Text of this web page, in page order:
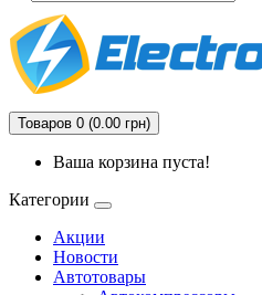
Товаров 0 (0.00 грн)
Ваша корзина пуста!
Категории
Акции
Новости
Автотовары